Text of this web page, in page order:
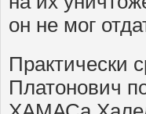
он не мог
Практически
Платонович